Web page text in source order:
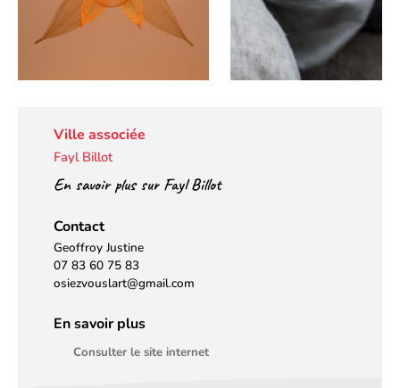
Ville associée
Fayl Billot
En savoir plus sur Fayl Billot
Contact
Geoffroy Justine
07 83 60 75 83
osiezvouslart@gmail.com
En savoir plus
Consulter le site internet